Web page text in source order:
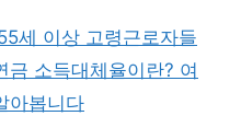
세 이상 고령근로자들
금 소득대체율이란? 여
아봅니다